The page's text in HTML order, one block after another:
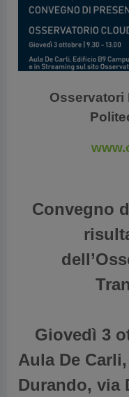
Osservatori
Convegno
Giovedì 3
Aula De
Durando, via